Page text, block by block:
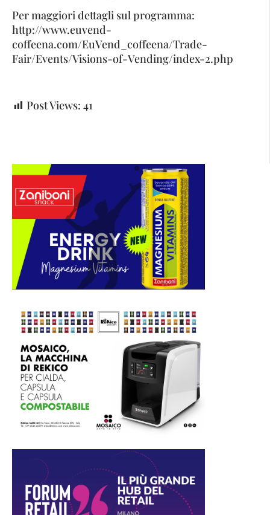
Per maggiori dettagli sul programma:
http://www.euvend-
coffeena.com/EuVend_coffeena/Trade-
Fair/Events/Visions-of-Vending/index-2.php
Post Views: 41